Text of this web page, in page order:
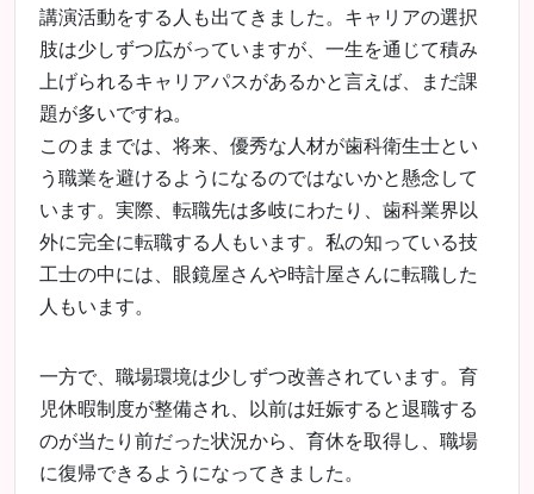
講演活動をする人も出てきました。キャリアの選択
肢は少しずつ広がっていますが、一生を通じて積み
上げられるキャリアパスがあるかと言えば、まだ課
題が多いですね。
このままでは、将来、優秀な人材が歯科衛生士とい
う職業を避けるようになるのではないかと懸念して
います。実際、転職先は多岐にわたり、歯科業界以
外に完全に転職する人もいます。私の知っている技
工士の中には、眼鏡屋さんや時計屋さんに転職した
人もいます。
一方で、職場環境は少しずつ改善されています。育
児休暇制度が整備され、以前は妊娠すると退職する
のが当たり前だった状況から、育休を取得し、職場
に復帰できるようになってきました。